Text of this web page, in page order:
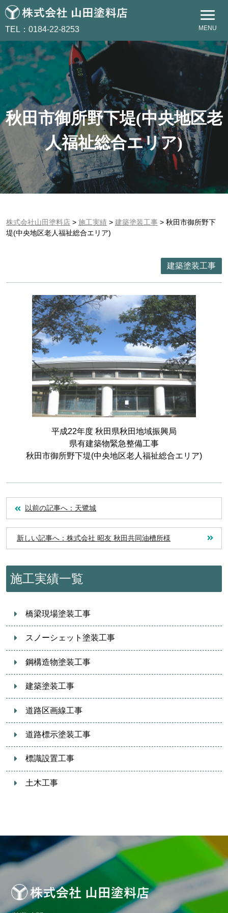
TEL：0184-22-8253 MENU
秋田市御所野下堤(中央地区老
人福祉総合エリア)
株式会社山田塗料店 > 施工実績 > 建築塗装工事 > 秋田市御所野下
堤(中央地区老人福祉総合エリア)
建築塗装工事
平成22年度 秋田県秋田地域振興局
県有建築物緊急整備工事
秋田市御所野下堤(中央地区老人福祉総合エリア)
以前の記事へ：天鷺城
新しい記事へ：株式会社 昭友 秋田共同油槽所様
施工実績一覧
橋梁現場塗装工事
スノーシェット塗装工事
鋼構造物塗装工事
建築塗装工事
道路区画線工事
道路標示塗装工事
標識設置工事
土木工事